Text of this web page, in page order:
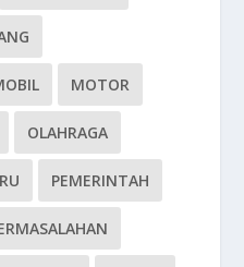
MOTOR
OLAHRAGA
PEMERINTAH